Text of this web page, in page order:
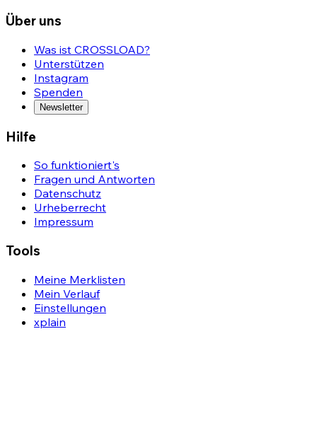
Über uns
Was ist CROSSLOAD?
Unterstützen
Instagram
Spenden
Newsletter
Hilfe
So funktioniert's
Fragen und Antworten
Datenschutz
Urheberrecht
Impressum
Tools
Meine Merklisten
Mein Verlauf
Einstellungen
xplain